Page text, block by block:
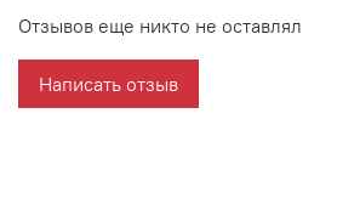
Отзывов еще никто не оставлял
Написать отзыв